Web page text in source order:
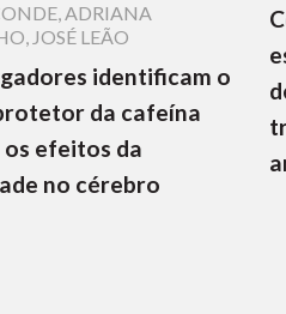
,ADRIANA
, JOSÉ LEÃO
identificam o
da cafeína
efeitos da
no cérebro